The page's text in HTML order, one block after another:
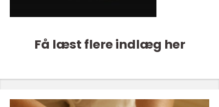
Få læst flere indlæg her